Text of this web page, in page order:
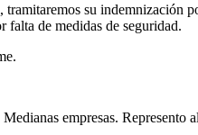
su indemnización
falta de medidas de seguridad.
empresas.